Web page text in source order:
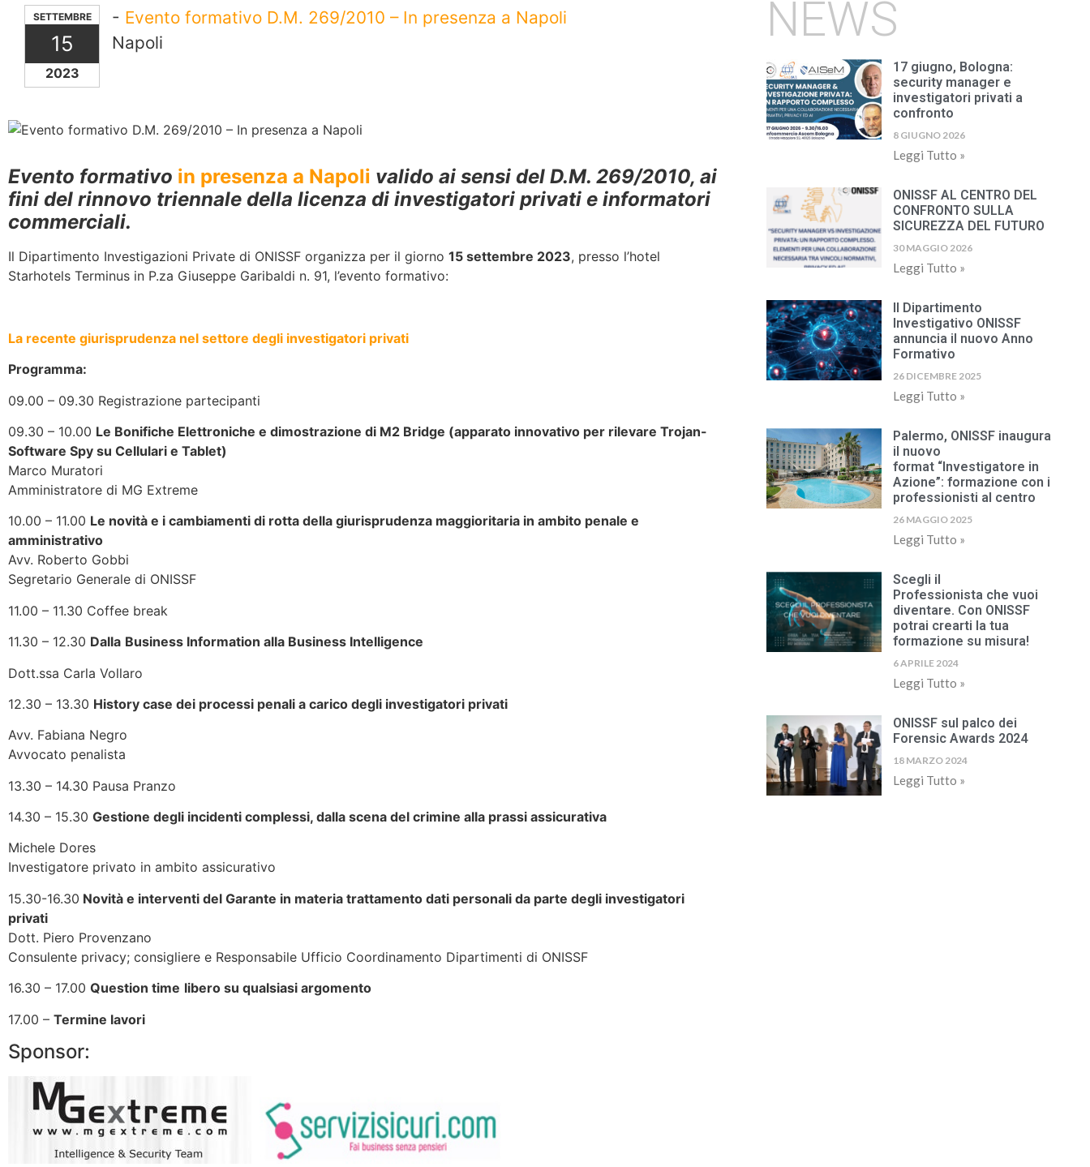
SETTEMBRE
15
2023
- Evento formativo D.M. 269/2010 – In presenza a Napoli
Napoli
Evento formativo in presenza a Napoli valido ai sensi del D.M. 269/2010, ai
fini del rinnovo triennale della licenza di investigatori privati e informatori
commerciali.
Il Dipartimento Investigazioni Private di ONISSF organizza per il giorno 15 settembre 2023, presso l’hotel
Starhotels Terminus in P.za Giuseppe Garibaldi n. 91, l’evento formativo:
La recente giurisprudenza nel settore degli investigatori privati
Programma:
09.00 – 09.30 Registrazione partecipanti
09.30 – 10.00 Le Bonifiche Elettroniche e dimostrazione di M2 Bridge (apparato innovativo per rilevare Trojan-
Software Spy su Cellulari e Tablet)
Marco Muratori
Amministratore di MG Extreme
10.00 – 11.00 Le novità e i cambiamenti di rotta della giurisprudenza maggioritaria in ambito penale e
amministrativo
Avv. Roberto Gobbi
Segretario Generale di ONISSF
11.00 – 11.30 Coffee break
11.30 – 12.30 Dalla Business Information alla Business Intelligence
Dott.ssa Carla Vollaro
12.30 – 13.30 History case dei processi penali a carico degli investigatori privati
Avv. Fabiana Negro
Avvocato penalista
13.30 – 14.30 Pausa Pranzo
14.30 – 15.30 Gestione degli incidenti complessi, dalla scena del crimine alla prassi assicurativa
Michele Dores
Investigatore privato in ambito assicurativo
15.30-16.30 Novità e interventi del Garante in materia trattamento dati personali da parte degli investigatori
privati
Dott. Piero Provenzano
Consulente privacy; consigliere e Responsabile Ufficio Coordinamento Dipartimenti di ONISSF
16.30 – 17.00 Question time libero su qualsiasi argomento
17.00 – Termine lavori
Sponsor:
NEWS
17 giugno, Bologna:
security manager e
investigatori privati a
confronto
8 GIUGNO 2026
Leggi Tutto »
ONISSF AL CENTRO DEL
CONFRONTO SULLA
SICUREZZA DEL FUTURO
30 MAGGIO 2026
Leggi Tutto »
Il Dipartimento
Investigativo ONISSF
annuncia il nuovo Anno
Formativo
26 DICEMBRE 2025
Leggi Tutto »
Palermo, ONISSF inaugura
il nuovo
format “Investigatore in
Azione”: formazione con i
professionisti al centro
26 MAGGIO 2025
Leggi Tutto »
Scegli il
Professionista che vuoi
diventare. Con ONISSF
potrai crearti la tua
formazione su misura!
6 APRILE 2024
Leggi Tutto »
ONISSF sul palco dei
Forensic Awards 2024
18 MARZO 2024
Leggi Tutto »